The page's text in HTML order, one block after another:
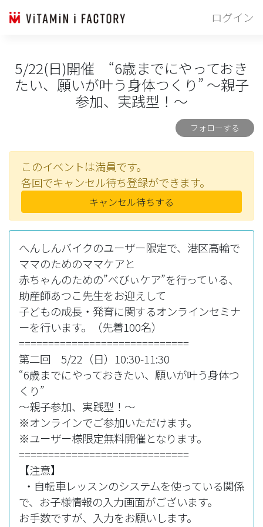
ログイン
5/22(日)開催 “6歳までにやっておき
たい、願いが叶う身体つくり” ～親子
参加、実践型！～
フォローする
このイベントは満員です。
各回でキャンセル待ち登録ができます。
キャンセル待ちする
へんしんバイクのユーザー限定で、港区高輪で
ママのためのママケアと
赤ちゃんのための”べびぃケア”を行っている、
助産師あつこ先生をお迎えして
子どもの成長・発育に関するオンラインセミナ
ーを行います。（先着100名）
=============================
第二回 5/22（日）10:30-11:30
“6歳までにやっておきたい、願いが叶う身体つ
くり”
～親子参加、実践型！～
※オンラインでご参加いただけます。
※ユーザー様限定無料開催となります。
=============================
【注意】
・自転車レッスンのシステムを使っている関係
で、お子様情報の入力画面がございます。
お手数ですが、入力をお願いします。